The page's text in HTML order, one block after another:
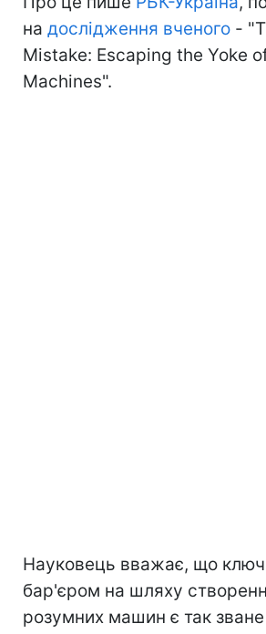
на дослідження вченого -
Mistake: Escaping the Yoke
Machines".
Науковець вважає, що
бар'єром на шляху
розумних машин є так